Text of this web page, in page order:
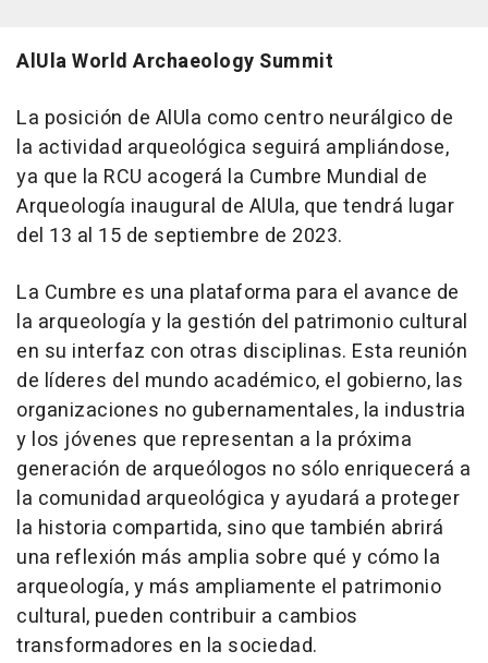
AlUla World Archaeology Summit
La posición de AlUla como centro neurálgico de
la actividad arqueológica seguirá ampliándose,
ya que la RCU acogerá la Cumbre Mundial de
Arqueología inaugural de AlUla, que tendrá lugar
del 13 al 15 de septiembre de 2023.
La Cumbre es una plataforma para el avance de
la arqueología y la gestión del patrimonio cultural
en su interfaz con otras disciplinas. Esta reunión
de líderes del mundo académico, el gobierno, las
organizaciones no gubernamentales, la industria
y los jóvenes que representan a la próxima
generación de arqueólogos no sólo enriquecerá a
la comunidad arqueológica y ayudará a proteger
la historia compartida, sino que también abrirá
una reflexión más amplia sobre qué y cómo la
arqueología, y más ampliamente el patrimonio
cultural, pueden contribuir a cambios
transformadores en la sociedad.